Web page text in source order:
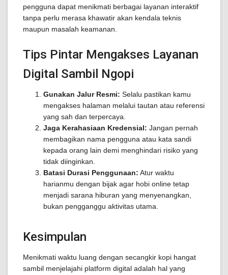
pengguna dapat menikmati berbagai layanan interaktif
tanpa perlu merasa khawatir akan kendala teknis
maupun masalah keamanan.
Tips Pintar Mengakses Layanan
Digital Sambil Ngopi
Gunakan Jalur Resmi: Selalu pastikan kamu
mengakses halaman melalui tautan atau referensi
yang sah dan terpercaya.
Jaga Kerahasiaan Kredensial: Jangan pernah
membagikan nama pengguna atau kata sandi
kepada orang lain demi menghindari risiko yang
tidak diinginkan.
Batasi Durasi Penggunaan: Atur waktu
harianmu dengan bijak agar hobi online tetap
menjadi sarana hiburan yang menyenangkan,
bukan pengganggu aktivitas utama.
Kesimpulan
Menikmati waktu luang dengan secangkir kopi hangat
sambil menjelajahi platform digital adalah hal yang